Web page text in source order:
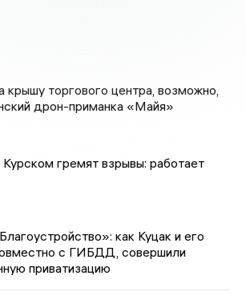
крышу торгового центра, возможно,
дрон-приманка «Майя»
гремят взрывы: работает
как Куцак и его
с ГИБДД, совершили
приватизацию